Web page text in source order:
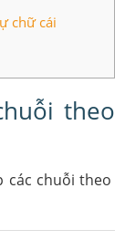
chữ cái
theo
các chuỗi theo